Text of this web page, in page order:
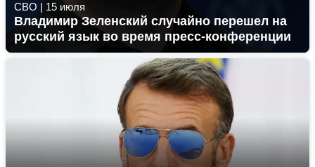
СВО | 15 июля
Владимир Зеленский случайно перешел на
русский язык во время пресс-конференции